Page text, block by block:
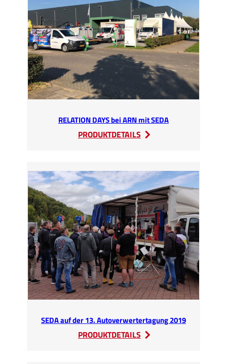
Klimaschutzes
RELATION DAYS bei ARN mit SEDA
PRODUKTDETAILS
:
bei
ARN
mit
SEDA
SEDA auf der 13. Autoverwertertagung 2019
PRODUKTDETAILS
: